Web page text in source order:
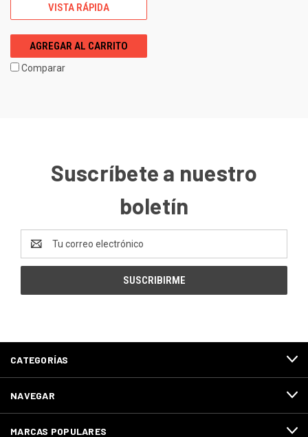
VISTA RÁPIDA
AGREGAR AL CARRITO
Comparar
Suscríbete a nuestro
boletín
de
correo
CATEGORÍAS
NAVEGAR
MARCAS POPULARES